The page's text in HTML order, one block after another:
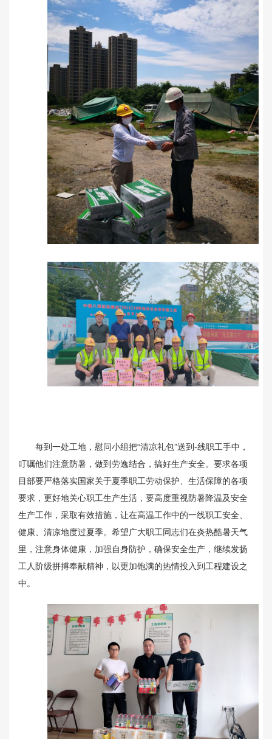
每到一处工地，慰问小组把“清凉礼包”送到-线职工手中，
叮嘱他们注意防暑，做到劳逸结合，搞好生产安全。要求各项
目部要严格落实国家关于夏季职工劳动保护、生活保障的各项
要求，更好地关心职工生产生活，要高度重视防暑降温及安全
生产工作，采取有效措施，让在高温工作中的一线职工安全、
健康、清凉地度过夏季。希望广大职工同志们在炎热酷暑天气
里，注意身体健康，加强自身防护，确保安全生产，继续发扬
工人阶级拼搏奉献精神，以更加饱满的热情投入到工程建设之
中。